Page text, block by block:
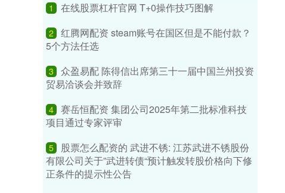
1 在线股票杠杆官网 T+0操作技巧图解
2
红腾网配资 steam账号在国区但是不能付款？
5个方法任选
3
众盈易配 陈得信出席第三十一届中国兰州投资
贸易洽谈会并致辞
4 赛岳恒配资 集团公司2025年第二批标准科技
项目通过专家评审
5
股票怎么配资的 武进不锈: 江苏武进不锈股份
有限公司关于”武进转债“预计触发转股价格向下修
正条件的提示性公告